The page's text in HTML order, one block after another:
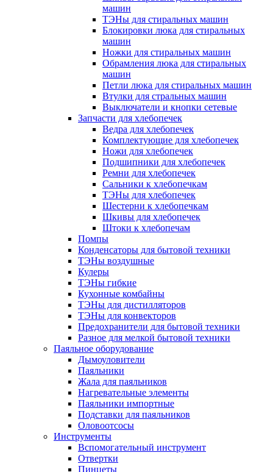
машин
ТЭНы для стиральных машин
Блокировки люка для стиральных
машин
Ножки для стиральных машин
Обрамления люка для стиральных
машин
Петли люка для стиральных машин
Втулки для стральных машин
Выключатели и кнопки сетевые
Запчасти для хлебопечек
Ведра для хлебопечек
Комплектующие для хлебопечек
Ножи для хлебопечек
Подшипники для хлебопечек
Ремни для хлебопечек
Сальники к хлебопечкам
ТЭНы для хлебопечек
Шестерни к хлебопечкам
Шкивы для хлебопечек
Штоки к хлебопечам
Помпы
Конденсаторы для бытовой техники
ТЭНы воздушные
Кулеры
ТЭНы гибкие
Кухонные комбайны
ТЭНы для дистилляторов
ТЭНы для конвекторов
Предохранители для бытовой техники
Разное для мелкой бытовой техники
Паяльное оборудование
Дымоуловители
Паяльники
Жала для паяльников
Нагревательные элементы
Паяльники импортные
Подставки для паяльников
Оловоотсосы
Инструменты
Вспомогательный инструмент
Отвертки
Пинцеты